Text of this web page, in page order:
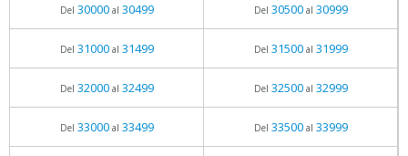
Del 30000al 30499 Del 30500al 30999
Del 31000al 31499 Del 31500al 31999
Del 32000al 32499 Del 32500al 32999
Del 33000al 33499 Del 33500al 33999